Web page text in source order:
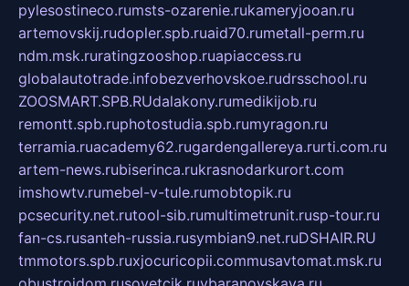
pylesostineco.rumsts-ozarenie.rukameryjooan.ru
artemovskij.rudopler.spb.ruaid70.rumetall-perm.ru
ndm.msk.ruratingzooshop.ruapiaccess.ru
globalautotrade.infobezverhovskoe.rudrsschool.ru
ZOOSMART.SPB.RUdalakony.rumedikijob.ru
remontt.spb.ruphotostudia.spb.rumyragon.ru
terramia.ruacademy62.rugardengallereya.rurti.com.ru
artem-news.rubiserinca.rukrasnodarkurort.com
imshowtv.rumebel-v-tule.rumobtopik.ru
pcsecurity.net.rutool-sib.rumultimetrunit.rusp-tour.ru
fan-cs.rusanteh-russia.rusymbian9.net.ruDSHAIR.RU
tmmotors.spb.ruxjocuricopii.commusavtomat.msk.ru